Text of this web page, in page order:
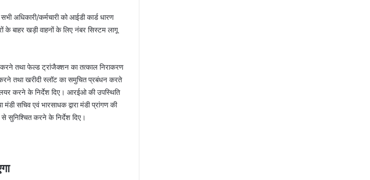
अधिकारी/कर्मचारी को आईडी कार्ड धारण
के बाहर खड़ी वाहनों के लिए नंबर सिस्टम लागू
तथा फेल्ड ट्रांजैक्शन का तत्काल निराकरण
तथा खरीदी स्लॉट का समुचित प्रबंधन करते
करने के निर्देश दिए। आरईओ की उपस्थिति
सचिव एवं भारसाधक द्वारा मंडी प्रांगण की
सुनिश्चित करने के निर्देश दिए।